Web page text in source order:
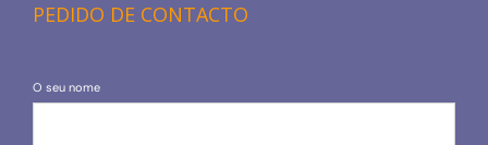
PEDIDO DE CONTACTO
O seu nome